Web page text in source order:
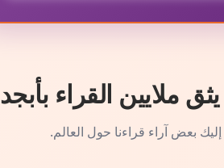
يثق ملايين القراء بأبجد
إليك بعض آراء قراءنا حول العالم.